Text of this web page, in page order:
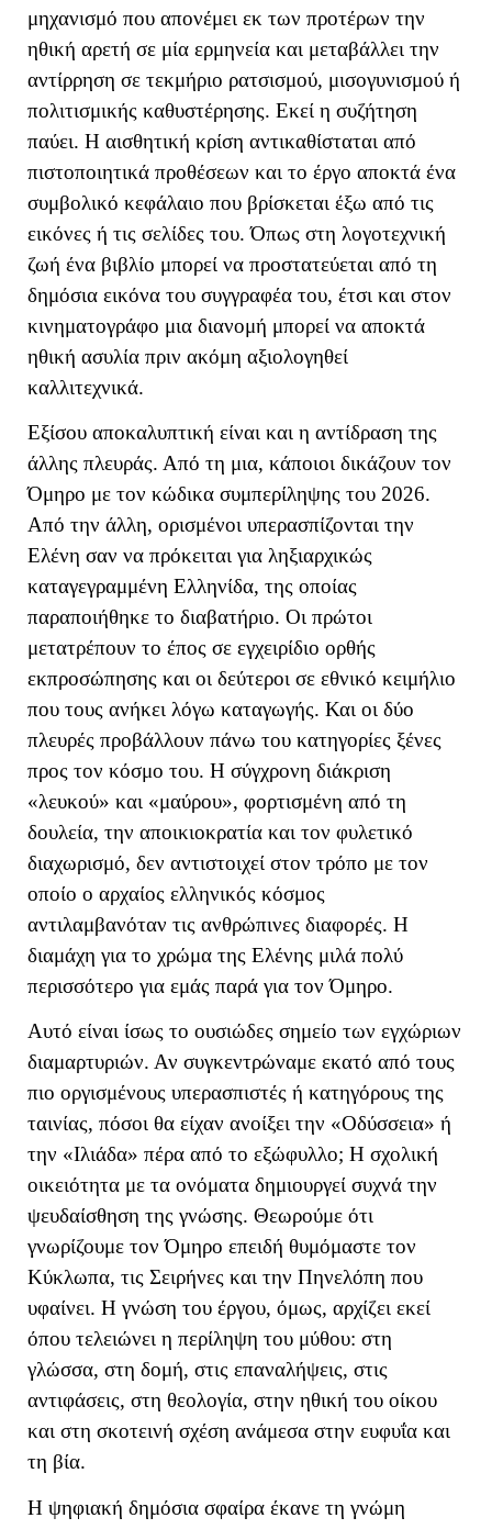
μηχανισμό που απονέμει εκ των προτέρων την
ηθική αρετή σε μία ερμηνεία και μεταβάλλει την
αντίρρηση σε τεκμήριο ρατσισμού, μισογυνισμού ή
πολιτισμικής καθυστέρησης. Εκεί η συζήτηση
παύει. Η αισθητική κρίση αντικαθίσταται από
πιστοποιητικά προθέσεων και το έργο αποκτά ένα
συμβολικό κεφάλαιο που βρίσκεται έξω από τις
εικόνες ή τις σελίδες του. Όπως στη λογοτεχνική
ζωή ένα βιβλίο μπορεί να προστατεύεται από τη
δημόσια εικόνα του συγγραφέα του, έτσι και στον
κινηματογράφο μια διανομή μπορεί να αποκτά
ηθική ασυλία πριν ακόμη αξιολογηθεί
καλλιτεχνικά.
Εξίσου αποκαλυπτική είναι και η αντίδραση της
άλλης πλευράς. Από τη μια, κάποιοι δικάζουν τον
Όμηρο με τον κώδικα συμπερίληψης του 2026.
Από την άλλη, ορισμένοι υπερασπίζονται την
Ελένη σαν να πρόκειται για ληξιαρχικώς
καταγεγραμμένη Ελληνίδα, της οποίας
παραποιήθηκε το διαβατήριο. Οι πρώτοι
μετατρέπουν το έπος σε εγχειρίδιο ορθής
εκπροσώπησης και οι δεύτεροι σε εθνικό κειμήλιο
που τους ανήκει λόγω καταγωγής. Και οι δύο
πλευρές προβάλλουν πάνω του κατηγορίες ξένες
προς τον κόσμο του. Η σύγχρονη διάκριση
«λευκού» και «μαύρου», φορτισμένη από τη
δουλεία, την αποικιοκρατία και τον φυλετικό
διαχωρισμό, δεν αντιστοιχεί στον τρόπο με τον
οποίο ο αρχαίος ελληνικός κόσμος
αντιλαμβανόταν τις ανθρώπινες διαφορές. Η
διαμάχη για το χρώμα της Ελένης μιλά πολύ
περισσότερο για εμάς παρά για τον Όμηρο.
Αυτό είναι ίσως το ουσιώδες σημείο των εγχώριων
διαμαρτυριών. Αν συγκεντρώναμε εκατό από τους
πιο οργισμένους υπερασπιστές ή κατηγόρους της
ταινίας, πόσοι θα είχαν ανοίξει την «Οδύσσεια» ή
την «Ιλιάδα» πέρα από το εξώφυλλο; Η σχολική
οικειότητα με τα ονόματα δημιουργεί συχνά την
ψευδαίσθηση της γνώσης. Θεωρούμε ότι
γνωρίζουμε τον Όμηρο επειδή θυμόμαστε τον
Κύκλωπα, τις Σειρήνες και την Πηνελόπη που
υφαίνει. Η γνώση του έργου, όμως, αρχίζει εκεί
όπου τελειώνει η περίληψη του μύθου: στη
γλώσσα, στη δομή, στις επαναλήψεις, στις
αντιφάσεις, στη θεολογία, στην ηθική του οίκου
και στη σκοτεινή σχέση ανάμεσα στην ευφυΐα και
τη βία.
Η ψηφιακή δημόσια σφαίρα έκανε τη γνώμη